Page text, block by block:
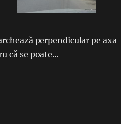
perpendicular pe axa
că se poate…